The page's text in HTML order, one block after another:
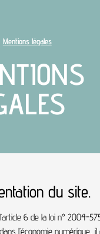
Mentions légales
du site.
6 de la loi n° 2004-
l’économie numérique,